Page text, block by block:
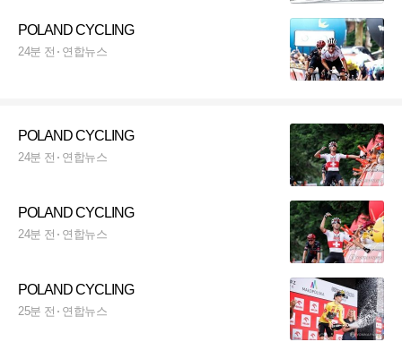
POLAND CYCLING
24분 전 연합뉴스
POLAND CYCLING
24분 전 연합뉴스
POLAND CYCLING
24분 전 연합뉴스
POLAND CYCLING
25분 전 연합뉴스